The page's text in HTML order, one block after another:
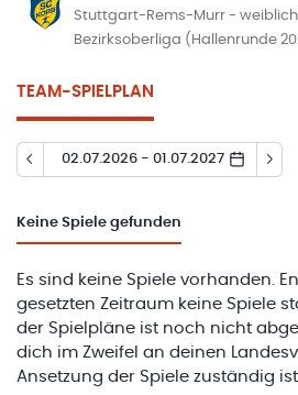
Stuttgart-Rems-Murr -
Bezirksoberliga (Hallenrunde
TEAM-SPIELPLAN
02.07.2026 - 01.07.2027
Keine Spiele gefunden
Es sind keine Spiele vorhanden.
gesetzten Zeitraum keine Spiele
der Spielpläne ist noch nicht
dich im Zweifel an deinen
Ansetzung der Spiele zuständig